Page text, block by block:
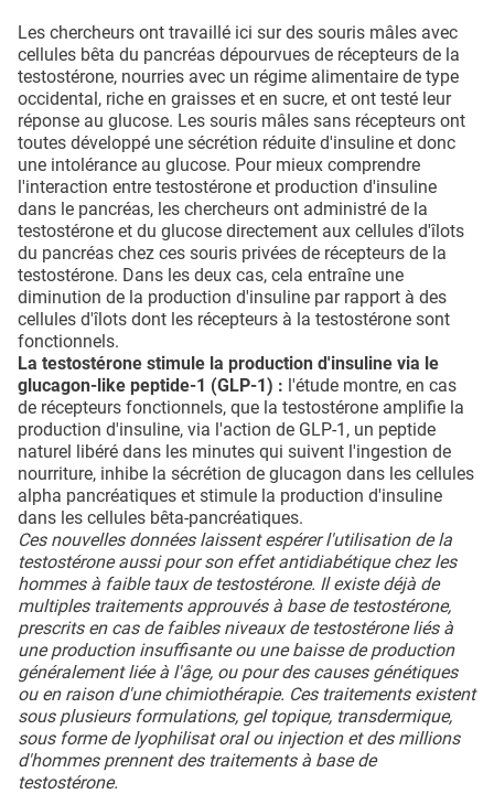
Les chercheurs ont travaillé ici sur des souris mâles avec
cellules bêta du pancréas dépourvues de récepteurs de la
testostérone, nourries avec un régime alimentaire de type
occidental, riche en graisses et en sucre, et ont testé leur
réponse au glucose. Les souris mâles sans récepteurs ont
toutes développé une sécrétion réduite d'insuline et donc
une intolérance au glucose. Pour mieux comprendre
l'interaction entre testostérone et production d'insuline
dans le pancréas, les chercheurs ont administré de la
testostérone et du glucose directement aux cellules d'îlots
du pancréas chez ces souris privées de récepteurs de la
testostérone. Dans les deux cas, cela entraîne une
diminution de la production d'insuline par rapport à des
cellules d'îlots dont les récepteurs à la testostérone sont
fonctionnels.
La testostérone stimule la production d'insuline via le
glucagon-like peptide-1 (GLP-1) : l'étude montre, en cas
de récepteurs fonctionnels, que la testostérone amplifie la
production d'insuline, via l'action de GLP-1, un peptide
naturel libéré dans les minutes qui suivent l'ingestion de
nourriture, inhibe la sécrétion de glucagon dans les cellules
alpha pancréatiques et stimule la production d'insuline
dans les cellules bêta-pancréatiques.
Ces nouvelles données laissent espérer l'utilisation de la
testostérone aussi pour son effet antidiabétique chez les
hommes à faible taux de testostérone. Il existe déjà de
multiples traitements approuvés à base de testostérone,
prescrits en cas de faibles niveaux de testostérone liés à
une production insuffisante ou une baisse de production
généralement liée à l'âge, ou pour des causes génétiques
ou en raison d'une chimiothérapie. Ces traitements existent
sous plusieurs formulations, gel topique, transdermique,
sous forme de lyophilisat oral ou injection et des millions
d'hommes prennent des traitements à base de
testostérone.